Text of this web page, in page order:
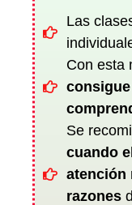
Las
Con esta
Se
cuando
atención
razones